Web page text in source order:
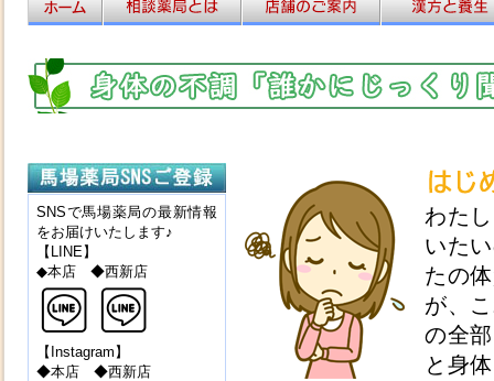
SNSで馬場薬局の最新情報
をお届けいたします♪
【LINE】
◆本店 ◆西新店
【Instagram】
◆本店 ◆西新店
わた
いた
たの
が、
の全
と身